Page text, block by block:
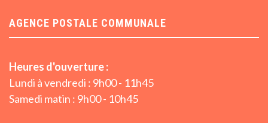
AGENCE POSTALE COMMUNALE
Heures d'ouverture :
Lundi à vendredi : 9h00 - 11h45
Samedi matin : 9h00 - 10h45